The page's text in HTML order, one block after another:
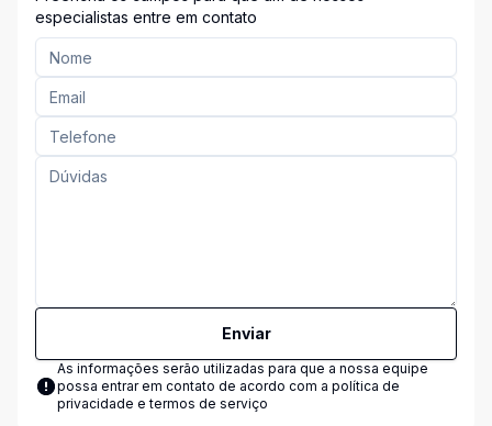
especialistas entre em contato
Enviar
As informações serão utilizadas para que a nossa equipe
possa entrar em contato de acordo com a política de
privacidade e termos de serviço